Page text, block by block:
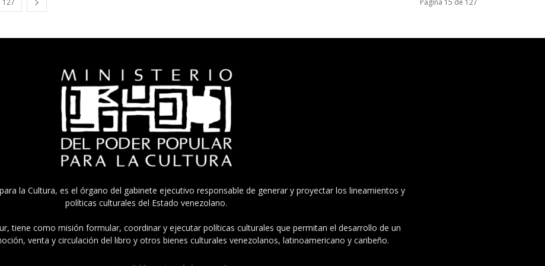
127 Página 15 de 127
la Cultura, es el órgano del gabinete ejecutivo responsable de generar y proyectar los lineamientos y
políticas culturales del Estado venezolano.
tiene como misión formular, coordinar y ejecutar políticas culturales que permitan el desarrollo de un
venta y circulación del libro y otros bienes culturales venezolanos, latinoamericano y caribeño.